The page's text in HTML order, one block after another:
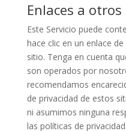
Enlaces a
Este Servicio puede
hace clic en un enlace
sitio. Tenga en cuenta
son operados por
recomendamos
de privacidad de estos
ni asumimos ninguna
las políticas de